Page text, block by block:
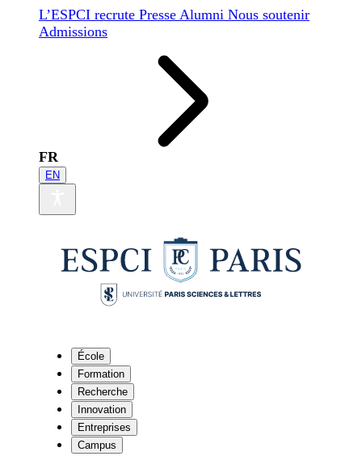
L’ESPCI recrute Presse Alumni Nous soutenir
Admissions
FR
EN
École
Formation
Recherche
Innovation
Entreprises
Campus